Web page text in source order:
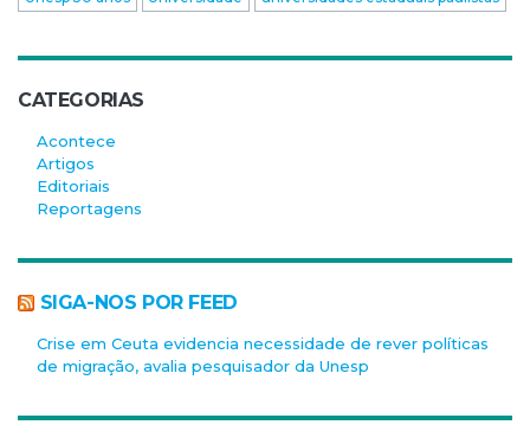
CATEGORIAS
Acontece
Artigos
Editoriais
Reportagens
SIGA-NOS POR FEED
Crise em Ceuta evidencia necessidade de rever políticas
de migração, avalia pesquisador da Unesp